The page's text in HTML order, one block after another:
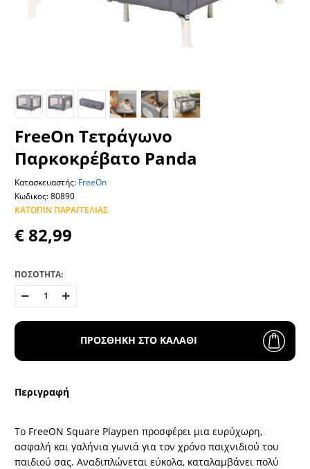
FreeOn Τετράγωνο
Παρκοκρέβατο Panda
Κατασκευαστής: FreeOn
Κωδικος: 80890
ΚΑΤΌΠΙΝ ΠΑΡΑΓΓΕΛΊΑΣ
€ 82,99
ΠΟΣΟΤΗΤΑ:
ΠΡΟΣΘΗΚΗ ΣΤΟ ΚΑΛΑΘΙ
Περιγραφή
Το FreeON Square Playpen προσφέρει μια ευρύχωρη,
ασφαλή και γαλήνια γωνιά για τον χρόνο παιχνιδιού του
παιδιού σας. Αναδιπλώνεται εύκολα, καταλαμβάνει πολύ